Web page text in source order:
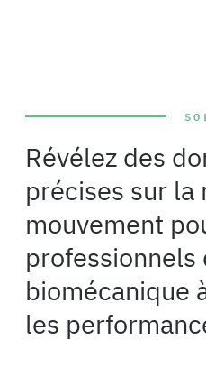
Révélez des
précises sur la
mouvement
professionnels
biomécanique
les